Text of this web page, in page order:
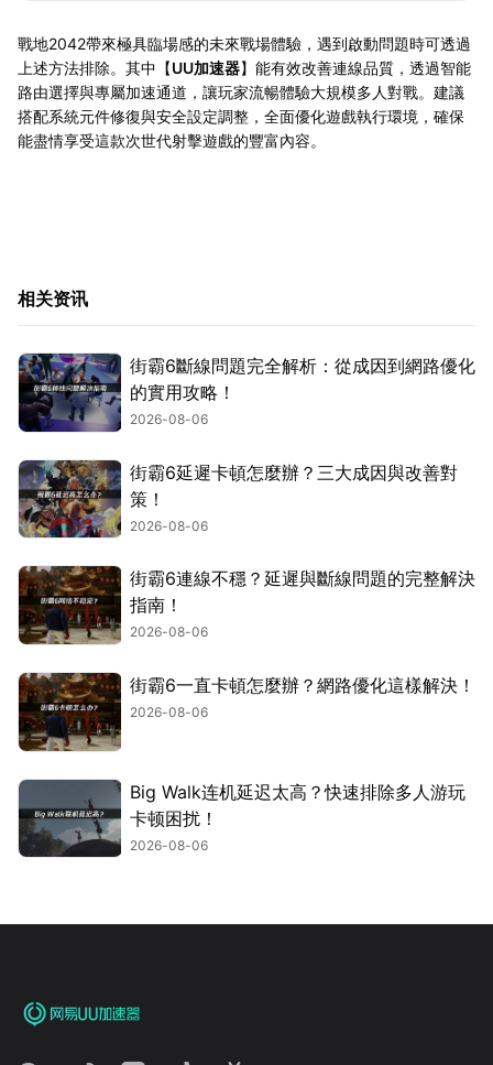
戰地2042帶來極具臨場感的未來戰場體驗，遇到啟動問題時可透過
上述方法排除。其中【UU加速器】能有效改善連線品質，透過智能
路由選擇與專屬加速通道，讓玩家流暢體驗大規模多人對戰。建議
搭配系統元件修復與安全設定調整，全面優化遊戲執行環境，確保
能盡情享受這款次世代射擊遊戲的豐富內容。
相关资讯
街霸6斷線問題完全解析：從成因到網路優化
的實用攻略！
2026-08-06
街霸6延遲卡頓怎麼辦？三大成因與改善對
策！
2026-08-06
街霸6連線不穩？延遲與斷線問題的完整解決
指南！
2026-08-06
街霸6一直卡頓怎麼辦？網路優化這樣解決！
2026-08-06
Big Walk连机延迟太高？快速排除多人游玩
卡顿困扰！
2026-08-06